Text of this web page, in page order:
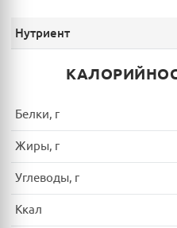
Нутриент
Белки, г
Жиры, г
Углеводы, г
Ккал